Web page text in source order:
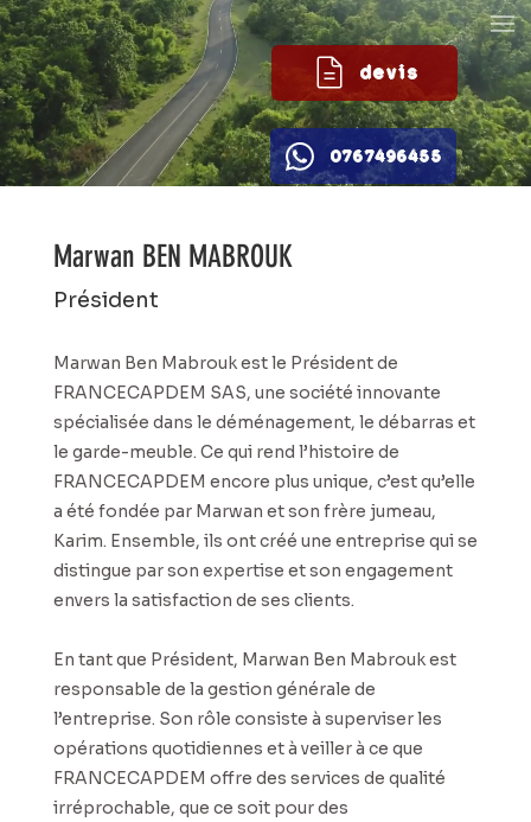
devis
0767496455
Marwan BEN MABROUK
Président
Marwan Ben Mabrouk est le Président de
FRANCECAPDEM SAS, une société innovante
spécialisée dans le déménagement, le débarras et
le garde-meuble. Ce qui rend l’histoire de
FRANCECAPDEM encore plus unique, c’est qu’elle
a été fondée par Marwan et son frère jumeau,
Karim. Ensemble, ils ont créé une entreprise qui se
distingue par son expertise et son engagement
envers la satisfaction de ses clients.
En tant que Président, Marwan Ben Mabrouk est
responsable de la gestion générale de
l’entreprise. Son rôle consiste à superviser les
opérations quotidiennes et à veiller à ce que
FRANCECAPDEM offre des services de qualité
irréprochable, que ce soit pour des